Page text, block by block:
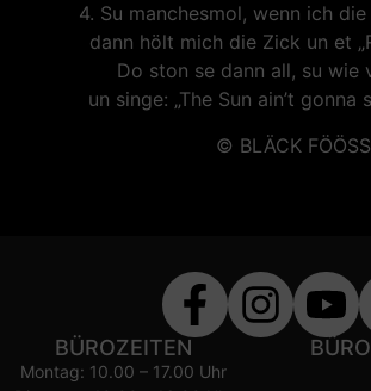
4. Su manchesmol, wenn ich
dann hölt mich die Zick un et
Do ston se dann all, su wie
un singe: „The Sun ain’t gonna
© BLÄCK FÖÖSS
BÜROZEITEN
Montag: 10.00 – 17.00 Uhr